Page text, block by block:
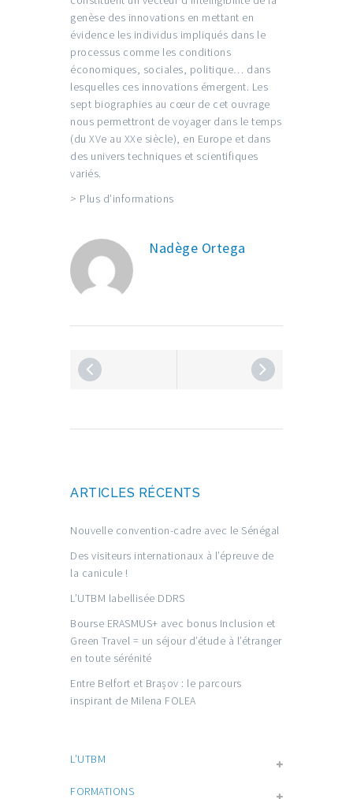
genèse des innovations en mettant en
évidence les individus impliqués dans le
processus comme les conditions
économiques, sociales, politique… dans
lesquelles ces innovations émergent. Les
sept biographies au cœur de cet ouvrage
nous permettront de voyager dans le temps
(du XVe au XXe siècle), en Europe et dans
des univers techniques et scientifiques
variés.
> Plus d’informations
Nadège Ortega
ARTICLES RÉCENTS
Nouvelle convention-cadre avec le Sénégal
Des visiteurs internationaux à l’épreuve de
la canicule !
L’UTBM labellisée DDRS
Bourse ERASMUS+ avec bonus Inclusion et
Green Travel = un séjour d’étude à l’étranger
en toute sérénité
Entre Belfort et Brașov : le parcours
inspirant de Milena FOLEA
L’UTBM
FORMATIONS